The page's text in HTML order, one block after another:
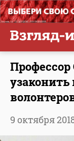
узаконить
9 октября